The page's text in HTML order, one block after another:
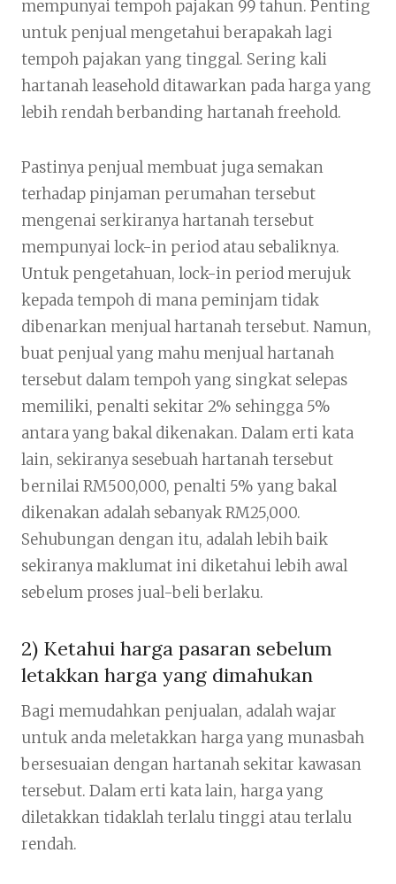
mempunyai tempoh pajakan 99 tahun. Penting
untuk penjual mengetahui berapakah lagi
tempoh pajakan yang tinggal. Sering kali
hartanah leasehold ditawarkan pada harga yang
lebih rendah berbanding hartanah freehold.
Pastinya penjual membuat juga semakan
terhadap pinjaman perumahan tersebut
mengenai serkiranya hartanah tersebut
mempunyai lock-in period atau sebaliknya.
Untuk pengetahuan, lock-in period merujuk
kepada tempoh di mana peminjam tidak
dibenarkan menjual hartanah tersebut. Namun,
buat penjual yang mahu menjual hartanah
tersebut dalam tempoh yang singkat selepas
memiliki, penalti sekitar 2% sehingga 5%
antara yang bakal dikenakan. Dalam erti kata
lain, sekiranya sesebuah hartanah tersebut
bernilai RM500,000, penalti 5% yang bakal
dikenakan adalah sebanyak RM25,000.
Sehubungan dengan itu, adalah lebih baik
sekiranya maklumat ini diketahui lebih awal
sebelum proses jual-beli berlaku.
2) Ketahui harga pasaran sebelum
letakkan harga yang dimahukan
Bagi memudahkan penjualan, adalah wajar
untuk anda meletakkan harga yang munasbah
bersesuaian dengan hartanah sekitar kawasan
tersebut. Dalam erti kata lain, harga yang
diletakkan tidaklah terlalu tinggi atau terlalu
rendah.